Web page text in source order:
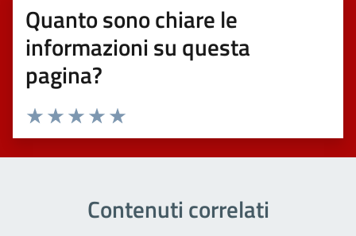
Quanto sono chiare le
informazioni su questa
pagina?
Valuta 5 stelle su 5
Valuta 4 stelle su 5
Valuta 3 stelle su 5
Valuta 2 stelle su 5
Valuta 1 stelle su 5
Contenuti correlati